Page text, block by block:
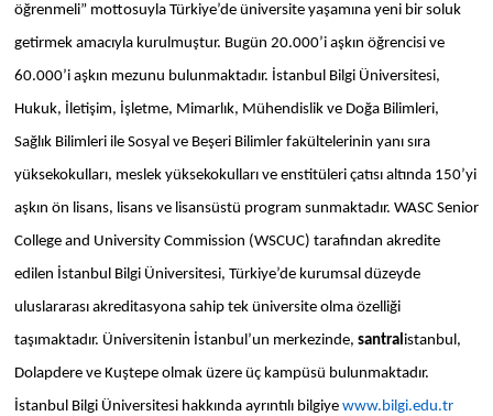
öğrenmeli” mottosuyla Türkiye’de üniversite yaşamına yeni bir soluk
getirmek amacıyla kurulmuştur. Bugün 20.000’i aşkın öğrencisi ve
60.000’i aşkın mezunu bulunmaktadır. İstanbul Bilgi Üniversitesi,
Hukuk, İletişim, İşletme, Mimarlık, Mühendislik ve Doğa Bilimleri,
Sağlık Bilimleri ile Sosyal ve Beşeri Bilimler fakültelerinin yanı sıra
yüksekokulları, meslek yüksekokulları ve enstitüleri çatısı altında 150’yi
aşkın ön lisans, lisans ve lisansüstü program sunmaktadır. WASC Senior
College and University Commission (WSCUC) tarafından akredite
edilen İstanbul Bilgi Üniversitesi, Türkiye’de kurumsal düzeyde
uluslararası akreditasyona sahip tek üniversite olma özelliği
taşımaktadır. Üniversitenin İstanbul’un merkezinde, santral istanbul,
Dolapdere ve Kuştepe olmak üzere üç kampüsü bulunmaktadır.
İstanbul Bilgi Üniversitesi hakkında ayrıntılı bilgiye www.bilgi.edu.tr